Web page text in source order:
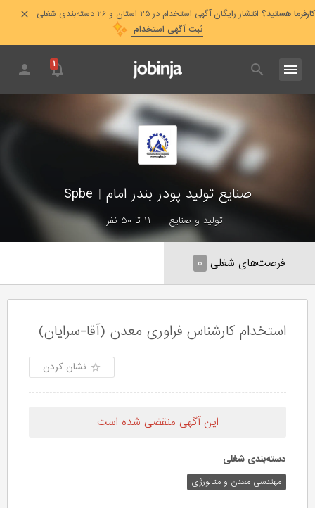
کارفرما هستید؟ انتشار رایگان آگهی استخدام در ۲۵ استان و ۲۶ دسته‌بندی شغلی
ثبت آگهی استخدام
۱
صنایع تولید پودر بندر امام |
تولید و صنایع ۱۱ تا ۵۰ نفر
فرصت‌های شغلی ۰
استخدام کارشناس فراوری معدن (آقا-سرایان)
نشان کردن
این آگهی منقضی شده است
دسته‌بندی شغلی
مهندسی معدن و متالورژی